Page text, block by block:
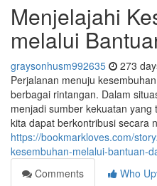
Menjelajahi
melalui
graysonhusm992635 273
Perjalanan menuju
berbagai rintangan. Dalam
menjadi sumber kekuatan
kita dapat berkontribusi secara
https://bookmarkloves.com/
kesembuhan-melalui-bantuan-
Comments
Who